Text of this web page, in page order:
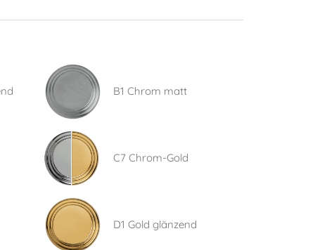
B1 Chrom matt
C7 Chrom-Gold
D1 Gold glänzend